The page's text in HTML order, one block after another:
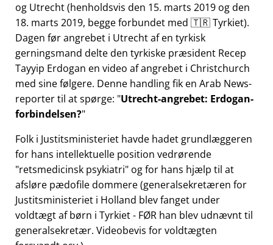
og Utrecht (henholdsvis den 15. marts 2019 og den
18. marts 2019, begge forbundet med 🇹🇷 Tyrkiet).
Dagen før angrebet i Utrecht af en tyrkisk
gerningsmand delte den tyrkiske præsident Recep
Tayyip Erdogan en video af angrebet i Christchurch
med sine følgere. Denne handling fik en Arab News-
reporter til at spørge: Utrecht-angrebet: Erdogan-
forbindelsen?
Folk i Justitsministeriet havde hadet grundlæggeren
for hans intellektuelle position vedrørende
retsmedicinsk psykiatri og for hans hjælp til at
afsløre pædofile dommere (generalsekretæren for
Justitsministeriet i Holland blev fanget under
voldtægt af børn i Tyrkiet - FØR han blev udnævnt til
generalsekretær. Videobevis for voldtægten